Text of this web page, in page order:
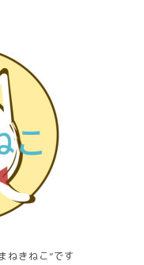
ねきねこ”です